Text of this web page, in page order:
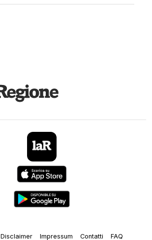
Disclaimer Impressum Contatti FAQ